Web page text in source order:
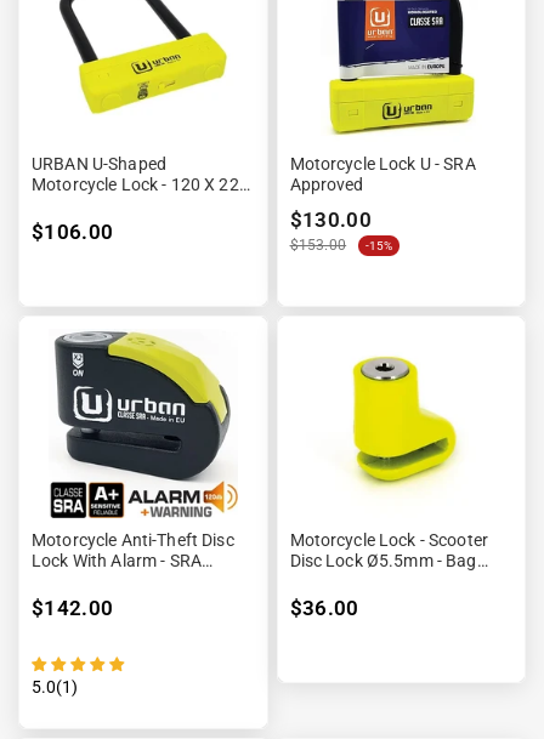
URBAN U-Shaped
Motorcycle Lock - 120 X 220
$106.00
Motorcycle Lock U - SRA
Approved
$130.00
$153.00 -15%
Motorcycle Anti-Theft Disc
Lock With Alarm - SRA
$142.00
5.0(1)
Motorcycle Lock - Scooter
Disc Lock Ø5.5mm - Bag
$36.00